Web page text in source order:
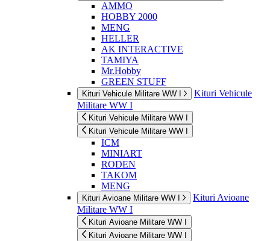
AMMO
HOBBY 2000
MENG
HELLER
AK INTERACTIVE
TAMIYA
Mr.Hobby
GREEN STUFF
Kituri Vehicule Militare WW I
Kituri Vehicule
Militare WW I
Kituri Vehicule Militare WW I
Kituri Vehicule Militare WW I
ICM
MINIART
RODEN
TAKOM
MENG
Kituri Avioane Militare WW I
Kituri Avioane
Militare WW I
Kituri Avioane Militare WW I
Kituri Avioane Militare WW I